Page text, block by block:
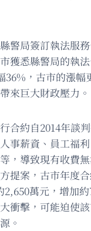
警局簽訂執法服
獲悉縣警局的執
36%，古市的漲幅
來巨大財政壓力。
合約自2014年談
事薪資、員工福
，導致現有收費
提案，古市年度
2,650萬元，增加
衝擊，可能迫使
。